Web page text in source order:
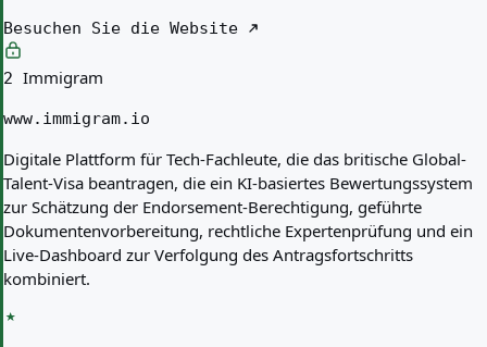
Besuchen Sie die Website
2 Immigram
www.immigram.io
Digitale Plattform für Tech-Fachleute, die das britische Global-
Talent-Visa beantragen, die ein KI-basiertes Bewertungssystem
zur Schätzung der Endorsement-Berechtigung, geführte
Dokumentenvorbereitung, rechtliche Expertenprüfung und ein
Live-Dashboard zur Verfolgung des Antragsfortschritts
kombiniert.